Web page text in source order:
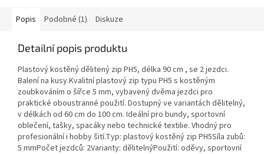
Popis Podobné (1) Diskuze
Detailní popis produktu
Plastový kostěný dělitený zip PH5, délka 90 cm , se 2 jezdci.
Balení na kusy.Kvalitní plastový zip typu PH5 s kostěným
zoubkováním o šířce 5 mm, vybavený dvěma jezdci pro
praktické oboustranné použití. Dostupný ve variantách dělitelný,
v délkách od 60 cm do 100 cm. Ideální pro bundy, sportovní
oblečení, tašky, spacáky nebo technické textilie. Vhodný pro
profesionální i hobby šití.Typ: plastový kostěný zip PH5Síla zubů:
5 mmPočet jezdců: 2Varianty: dělitelnýPoužití: oděvy, sportovní